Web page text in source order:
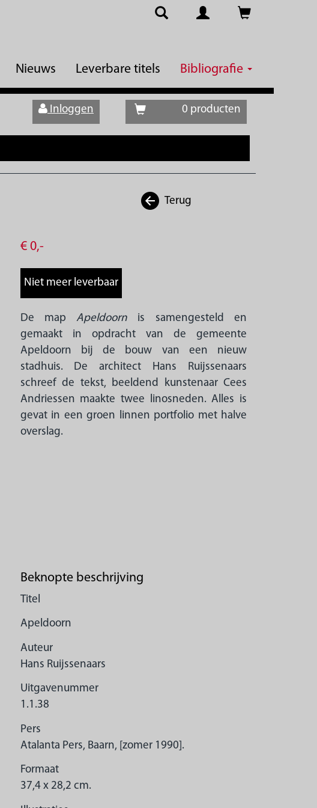
Nieuws Leverbare titels Bibliografie
Inloggen 0 producten
Terug
€ 0,-
De mapApeldoorn is samengesteld en
gemaakt in opdracht van de gemeente
Apeldoorn bij de bouw van een nieuw
stadhuis. De architect Hans Ruijssenaars
schreef de tekst, beeldend kunstenaar Cees
Andriessen maakte twee linosneden. Alles is
gevat in een groen linnen portfolio met halve
overslag.
Beknopte beschrijving
Titel
Apeldoorn
Auteur
Hans Ruijssenaars
Uitgavenummer
1.1.38
Pers
Atalanta Pers, Baarn, [zomer 1990].
Formaat
37,4 x 28,2 cm.